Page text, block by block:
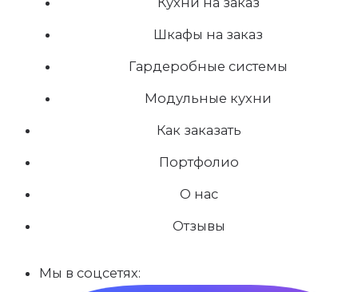
Шкафы на заказ
Гардеробные системы
Модульные кухни
Как заказать
Портфолио
О нас
Отзывы
Мы в соцсетях: